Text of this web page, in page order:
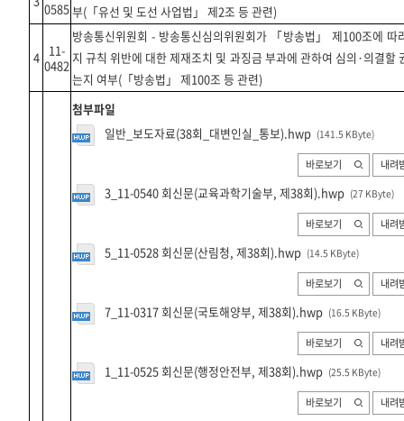
0585부(「유선 및 도선 사업법」 제2조 등 관련)
4
11-
0482
방송통신위원회 - 방송통신심의위원회가 「방송법」
제100조에 따
지 규칙 위반에 대한 제재조치 및 과징금 부과에 관하여 심의·의결할
는지 여부(「방송법」 제100조 등 관련)
첨부파일
일반_보도자료(38회_대변인실_통보).hwp (141.5 KByte)
바로보기 내려
3_11-0540 회신문(교육과학기술부, 제38회).hwp (27 KByte)
바로보기 내려
5_11-0528 회신문(산림청, 제38회).hwp (14.5 KByte)
바로보기 내려
7_11-0317 회신문(국토해양부, 제38회).hwp (16.5 KByte)
바로보기 내려
1_11-0525 회신문(행정안전부, 제38회).hwp (25.5 KByte)
바로보기 내려